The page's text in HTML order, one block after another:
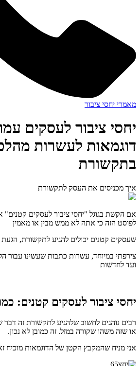
מאמרי יחסי ציבור
יחסי ציבור לעסקים
דוגמאות לעשרות
בתקשורת
איך מכניסים את העסק לתקשורת
אם הקשת בגוגל "יחסי ציבור לעסקים קטנים"
לפוסט הזה כי אתה לא ממש מבין או מאמין
שעסקים קטנים יכולים להגיע לתקשורת, הגעת
צירפתי במיוחד, עשרות כתבות שעשינו עבור
ועד לחדשות
יחסי ציבור לעסקים קטנים:
רבים נוהגים לחשוב שלהגיע לתקשורת זה דבר
או שזה משהו שקורה במזל. זה כמובן לא נכון.
אני מניח שהמקבץ הקטן של הדוגמאות מוכיח